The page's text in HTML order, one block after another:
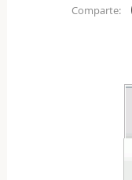
Comparte: